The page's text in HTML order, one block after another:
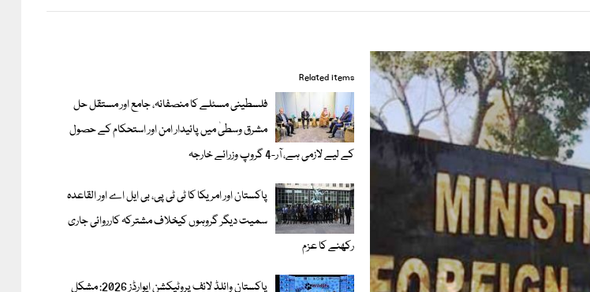
Related items
فلسطینی مسئلے کا منصفانہ، جامع اور مستقل حل
مشرق وسطیٰ میں پائیدار امن اور استحکام کے حصول
کے لیے لازمی ہے، آر-4 گروپ وزرائے خارجہ
پاکستان اور امریکا کا ٹی ٹی پی، بی ایل اے اور القاعدہ
سمیت دیگر گروہوں کیخلاف مشترکہ کارروائی جاری
رکھنے کا عزم
پاکستان وائلڈ لائف پروٹیکشن ایوارڈز 2026: مشکل